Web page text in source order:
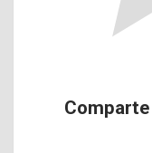
Comparte